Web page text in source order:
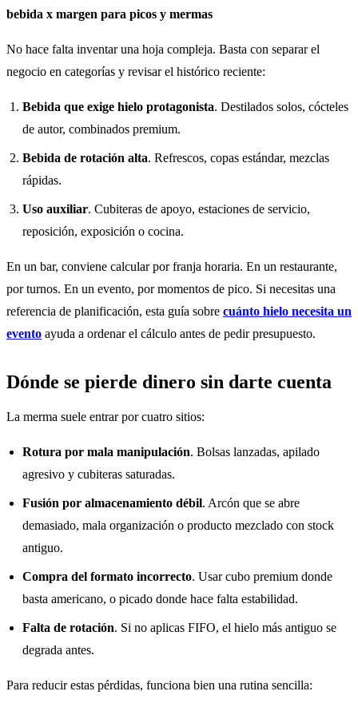
bebida x margen para picos y mermas
No hace falta inventar una hoja compleja. Basta con separar el
negocio en categorías y revisar el histórico reciente:
Bebida que exige hielo protagonista. Destilados solos, cócteles
de autor, combinados premium.
Bebida de rotación alta. Refrescos, copas estándar, mezclas
rápidas.
Uso auxiliar. Cubiteras de apoyo, estaciones de servicio,
reposición, exposición o cocina.
En un bar, conviene calcular por franja horaria. En un restaurante,
por turnos. En un evento, por momentos de pico. Si necesitas una
referencia de planificación, esta guía sobre cuánto hielo necesita un
evento ayuda a ordenar el cálculo antes de pedir presupuesto.
Dónde se pierde dinero sin darte cuenta
La merma suele entrar por cuatro sitios:
Rotura por mala manipulación. Bolsas lanzadas, apilado
agresivo y cubiteras saturadas.
Fusión por almacenamiento débil. Arcón que se abre
demasiado, mala organización o producto mezclado con stock
antiguo.
Compra del formato incorrecto. Usar cubo premium donde
basta americano, o picado donde hace falta estabilidad.
Falta de rotación. Si no aplicas FIFO, el hielo más antiguo se
degrada antes.
Para reducir estas pérdidas, funciona bien una rutina sencilla: